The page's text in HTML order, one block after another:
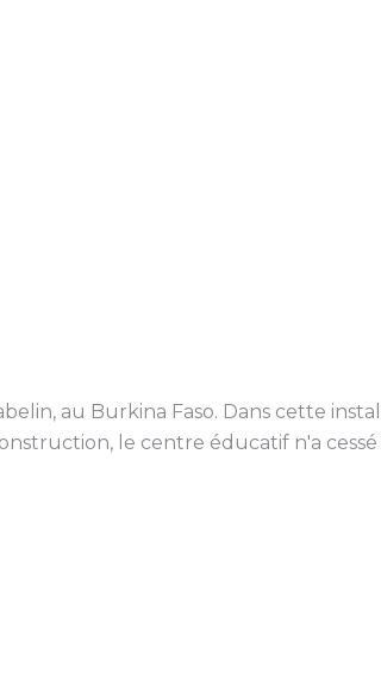
au Burkina Faso. Dans cette
le centre éducatif n'a cessé